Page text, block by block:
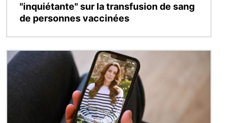
"inquiétante" sur la transfusion de sang
de personnes vaccinées
Image